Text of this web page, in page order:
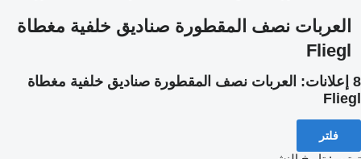
العربات نصف المقطورة صناديق خلفية مغطاة
Fliegl
8 إعلانات:
العربات نصف المقطورة صناديق خلفية مغطاة
Fliegl
فلتر